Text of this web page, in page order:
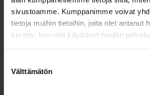
sivustoamme. Kumppanimme voivat
tietoja muihin tietoihin, joita olet antanut
kerätty, kun olet käyttänyt heidän
valinta
Välttämätön
TERVE JA HYVÄ TYÖELÄMÄ